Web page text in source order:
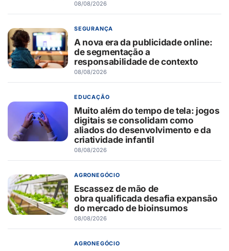
08/08/2026
SEGURANÇA
A nova era da publicidade online:
de segmentação a
responsabilidade de contexto
08/08/2026
EDUCAÇÃO
Muito além do tempo de tela: jogos
digitais se consolidam como
aliados do desenvolvimento e da
criatividade infantil
08/08/2026
AGRONEGÓCIO
Escassez de mão de
obra qualificada desafia expansão
do mercado de bioinsumos
08/08/2026
AGRONEGÓCIO